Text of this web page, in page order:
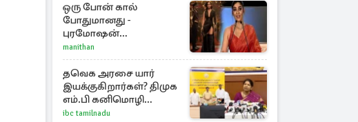
ஒரு போன் கால்
போதுமானது -
புரமோஷன்
நிகழ்வுகளில்
பங்கேற்காதது குறித்து
நயன்தாரா ஓபன் டாக்!
manithan
தவெக அரசை யார்
இயக்குகிறார்கள்? திமுக
எம்.பி கனிமொழி
கேள்வி
ibc tamilnadu